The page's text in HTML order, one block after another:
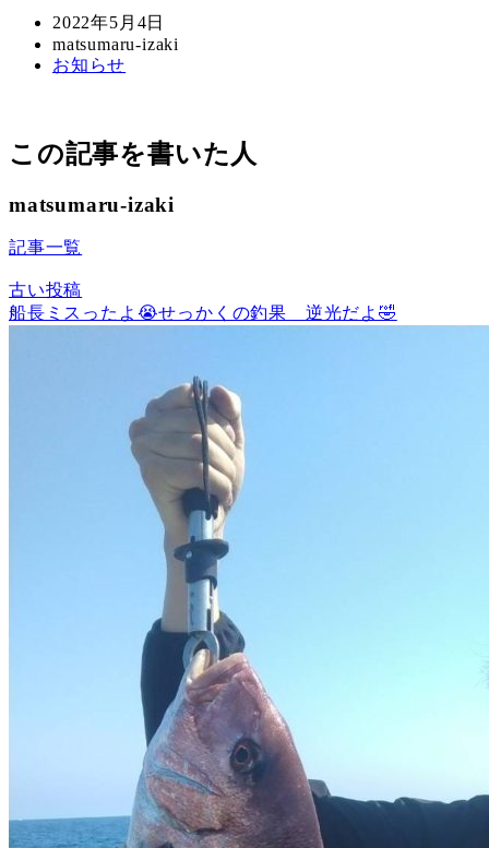
投
稿
日
2022年5月4日
著
者
matsumaru-izaki
カ
ー
お知らせ
この記事を書いた人
matsumaru-izaki
記事一覧
古い投稿
船長ミスったよ😭せっかくの釣果 逆光だよ🤣